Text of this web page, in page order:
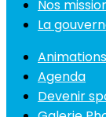
Nos
La
Agenda
Devenir